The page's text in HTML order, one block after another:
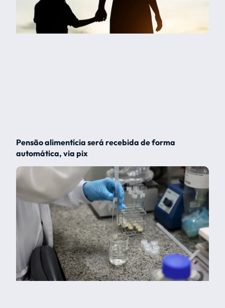
Pensão alimentícia será recebida de forma
automática, via pix